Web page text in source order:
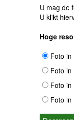
U mag de
U klikt
Hoge
Foto in
Foto in
Foto in
Foto in